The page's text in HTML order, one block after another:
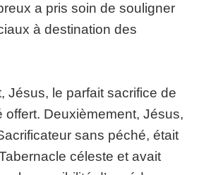
a pris soin de souligner
à destination des
Jésus, le parfait sacrifice de
offert. Deuxièmement, Jésus,
sans péché, était
céleste et avait